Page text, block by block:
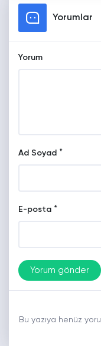
Yorumlar
Yorum
Ad Soyad *
E-posta *
Bu yazıya henüz